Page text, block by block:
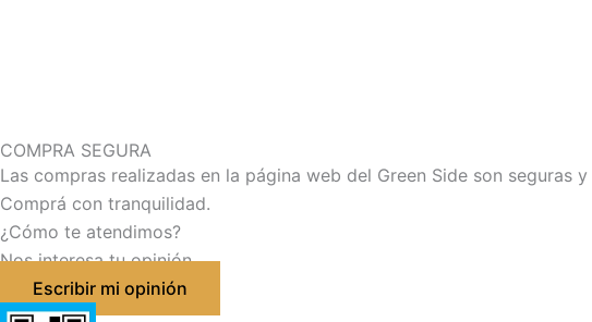
COMPRA SEGURA
Las compras realizadas en la página web del Green Side son seguras
Comprá con tranquilidad.
¿Cómo te atendimos?
Nos interesa tu opinión
Escribir mi opinión